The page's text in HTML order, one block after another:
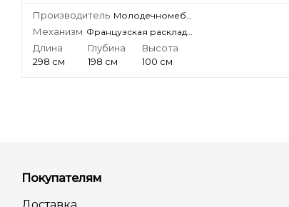
Производитель
Механизм
Длина
298 см
Глубина
198 см
Высота
100 см
Покупателям